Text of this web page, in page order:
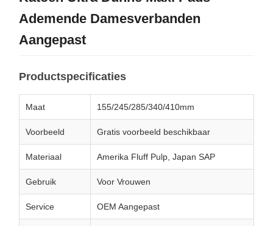
Ademende Damesverbanden
Aangepast
Productspecificaties
Maat 155/245/285/340/410mm
Voorbeeld Gratis voorbeeld beschikbaar
Materiaal Amerika Fluff Pulp, Japan SAP
Gebruik Voor Vrouwen
Service OEM Aangepast